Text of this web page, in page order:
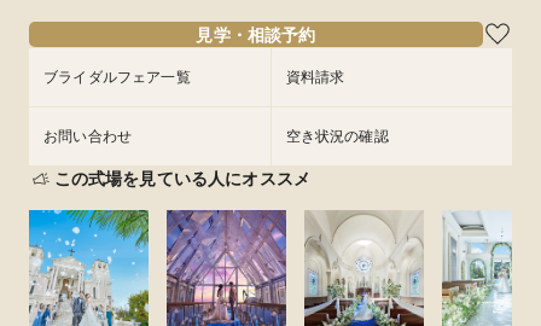
フェアを予約
フェアを予約
見学・相談予約
ブライダルフェア一覧 資料請求
お問い合わせ 空き状況の確認
この式場を見ている人にオススメ